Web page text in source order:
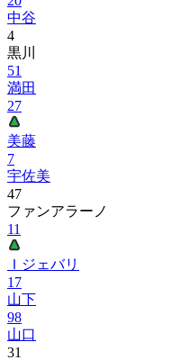
中谷
4
黒川
51
満田
27
美藤
7
宇佐美
47
ファンアラーノ
11
Ｉジェバリ
17
山下
98
山口
31